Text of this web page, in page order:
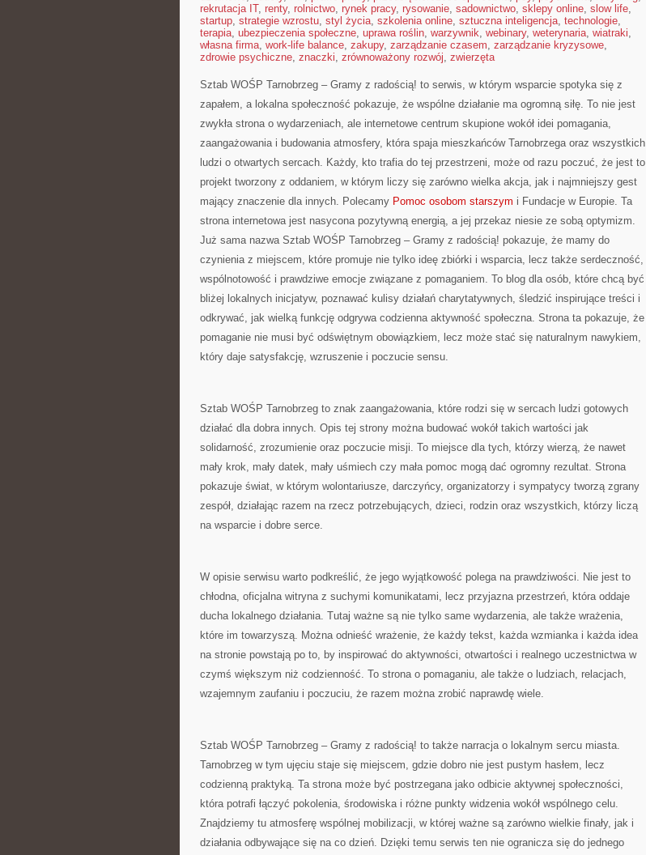
rekrutacja IT, renty, rolnictwo, rynek pracy, rysowanie, sadownictwo, sklepy online, slow life,
startup, strategie wzrostu, styl życia, szkolenia online, sztuczna inteligencja, technologie,
terapia, ubezpieczenia społeczne, uprawa roślin, warzywnik, webinary, weterynaria, wiatraki,
własna firma, work-life balance, zakupy, zarządzanie czasem, zarządzanie kryzysowe,
zdrowie psychiczne, znaczki, zrównoważony rozwój, zwierzęta
Sztab WOŚP Tarnobrzeg – Gramy z radością! to serwis, w którym wsparcie spotyka się z
zapałem, a lokalna społeczność pokazuje, że wspólne działanie ma ogromną siłę. To nie jest
zwykła strona o wydarzeniach, ale internetowe centrum skupione wokół idei pomagania,
zaangażowania i budowania atmosfery, która spaja mieszkańców Tarnobrzega oraz wszystkich
ludzi o otwartych sercach. Każdy, kto trafia do tej przestrzeni, może od razu poczuć, że jest to
projekt tworzony z oddaniem, w którym liczy się zarówno wielka akcja, jak i najmniejszy gest
mający znaczenie dla innych. Polecamy Pomoc osobom starszym i Fundacje w Europie. Ta
strona internetowa jest nasycona pozytywną energią, a jej przekaz niesie ze sobą optymizm.
Już sama nazwa Sztab WOŚP Tarnobrzeg – Gramy z radością! pokazuje, że mamy do
czynienia z miejscem, które promuje nie tylko ideę zbiórki i wsparcia, lecz także serdeczność,
wspólnotowość i prawdziwe emocje związane z pomaganiem. To blog dla osób, które chcą być
bliżej lokalnych inicjatyw, poznawać kulisy działań charytatywnych, śledzić inspirujące treści i
odkrywać, jak wielką funkcję odgrywa codzienna aktywność społeczna. Strona ta pokazuje, że
pomaganie nie musi być odświętnym obowiązkiem, lecz może stać się naturalnym nawykiem,
który daje satysfakcję, wzruszenie i poczucie sensu.
Sztab WOŚP Tarnobrzeg to znak zaangażowania, które rodzi się w sercach ludzi gotowych
działać dla dobra innych. Opis tej strony można budować wokół takich wartości jak
solidarność, zrozumienie oraz poczucie misji. To miejsce dla tych, którzy wierzą, że nawet
mały krok, mały datek, mały uśmiech czy mała pomoc mogą dać ogromny rezultat. Strona
pokazuje świat, w którym wolontariusze, darczyńcy, organizatorzy i sympatycy tworzą zgrany
zespół, działając razem na rzecz potrzebujących, dzieci, rodzin oraz wszystkich, którzy liczą
na wsparcie i dobre serce.
W opisie serwisu warto podkreślić, że jego wyjątkowość polega na prawdziwości. Nie jest to
chłodna, oficjalna witryna z suchymi komunikatami, lecz przyjazna przestrzeń, która oddaje
ducha lokalnego działania. Tutaj ważne są nie tylko same wydarzenia, ale także wrażenia,
które im towarzyszą. Można odnieść wrażenie, że każdy tekst, każda wzmianka i każda idea
na stronie powstają po to, by inspirować do aktywności, otwartości i realnego uczestnictwa w
czymś większym niż codzienność. To strona o pomaganiu, ale także o ludziach, relacjach,
wzajemnym zaufaniu i poczuciu, że razem można zrobić naprawdę wiele.
Sztab WOŚP Tarnobrzeg – Gramy z radością! to także narracja o lokalnym sercu miasta.
Tarnobrzeg w tym ujęciu staje się miejscem, gdzie dobro nie jest pustym hasłem, lecz
codzienną praktyką. Ta strona może być postrzegana jako odbicie aktywnej społeczności,
która potrafi łączyć pokolenia, środowiska i różne punkty widzenia wokół wspólnego celu.
Znajdziemy tu atmosferę wspólnej mobilizacji, w której ważne są zarówno wielkie finały, jak i
działania odbywające się na co dzień. Dzięki temu serwis ten nie ogranicza się do jednego